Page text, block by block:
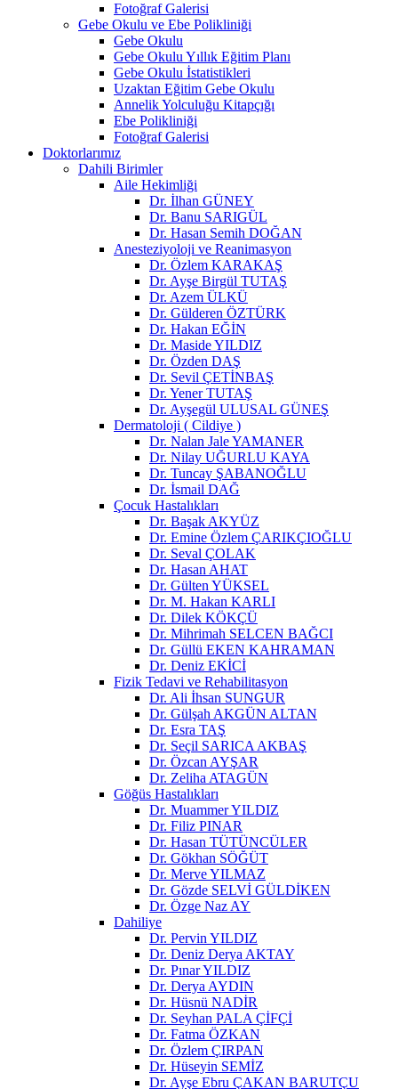
Fotoğraf Galerisi
Gebe Okulu ve Ebe Polikliniği
Gebe Okulu
Gebe Okulu Yıllık Eğitim Planı
Gebe Okulu İstatistikleri
Uzaktan Eğitim Gebe Okulu
Annelik Yolculuğu Kitapçığı
Ebe Polikliniği
Fotoğraf Galerisi
Doktorlarımız
Dahili Birimler
Aile Hekimliği
Dr. İlhan GÜNEY
Dr. Banu SARIGÜL
Dr. Hasan Semih DOĞAN
Anesteziyoloji ve Reanimasyon
Dr. Özlem KARAKAŞ
Dr. Ayşe Birgül TUTAŞ
Dr. Azem ÜLKÜ
Dr. Gülderen ÖZTÜRK
Dr. Hakan EĞİN
Dr. Maside YILDIZ
Dr. Özden DAŞ
Dr. Sevil ÇETİNBAŞ
Dr. Yener TUTAŞ
Dr. Ayşegül ULUSAL GÜNEŞ
Dermatoloji ( Cildiye )
Dr. Nalan Jale YAMANER
Dr. Nilay UĞURLU KAYA
Dr. Tuncay ŞABANOĞLU
Dr. İsmail DAĞ
Çocuk Hastalıkları
Dr. Başak AKYÜZ
Dr. Emine Özlem ÇARIKÇIOĞLU
Dr. Seval ÇOLAK
Dr. Hasan AHAT
Dr. Gülten YÜKSEL
Dr. M. Hakan KARLI
Dr. Dilek KÖKÇÜ
Dr. Mihrimah SELCEN BAĞCI
Dr. Güllü EKEN KAHRAMAN
Dr. Deniz EKİCİ
Fizik Tedavi ve Rehabilitasyon
Dr. Ali İhsan SUNGUR
Dr. Gülşah AKGÜN ALTAN
Dr. Esra TAŞ
Dr. Seçil SARICA AKBAŞ
Dr. Özcan AYŞAR
Dr. Zeliha ATAGÜN
Göğüs Hastalıkları
Dr. Muammer YILDIZ
Dr. Filiz PINAR
Dr. Hasan TÜTÜNCÜLER
Dr. Gökhan SÖĞÜT
Dr. Merve YILMAZ
Dr. Gözde SELVİ GÜLDİKEN
Dr. Özge Naz AY
Dahiliye
Dr. Pervin YILDIZ
Dr. Deniz Derya AKTAY
Dr. Pınar YILDIZ
Dr. Derya AYDIN
Dr. Hüsnü NADİR
Dr. Seyhan PALA ÇİFÇİ
Dr. Fatma ÖZKAN
Dr. Özlem ÇIRPAN
Dr. Hüseyin SEMİZ
Dr. Ayşe Ebru ÇAKAN BARUTÇU